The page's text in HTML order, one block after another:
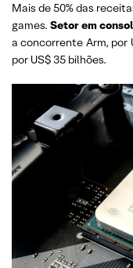
Mais de 50% das
games. Setor em
a concorrente Arm, por
por US$ 35 bilhões.